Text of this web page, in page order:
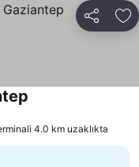
Paylaş
görün
4.0 km uzaklıkta